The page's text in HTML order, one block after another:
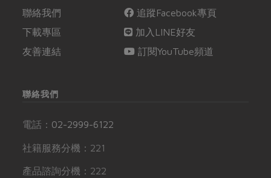
聯絡我們
下載專區
友善連結
追蹤Facebook專頁
加入LINE好友
訂閱YouTube頻道
聯絡我們
電話： 02-2999-6122
社籍服務分機：221
產品諮詢分機：222